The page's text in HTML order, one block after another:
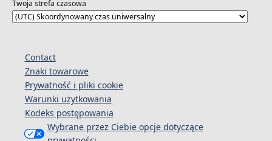
Twoja strefa czasowa
Contact
Znaki towarowe
Prywatność i pliki cookie
Warunki użytkowania
Kodeks postępowania
Wybrane przez Ciebie opcje dotyczące